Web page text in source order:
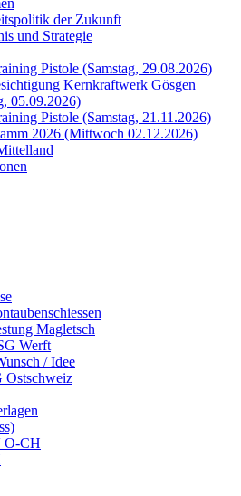
der Zukunft
und Strategie
Pistole (Samstag, 29.08.2026)
Kernkraftwerk Gösgen
05.09.2026)
Pistole (Samstag, 21.11.2026)
2026 (Mittwoch 02.12.2026)
Magletsch
Werft
/ Idee
O-CH